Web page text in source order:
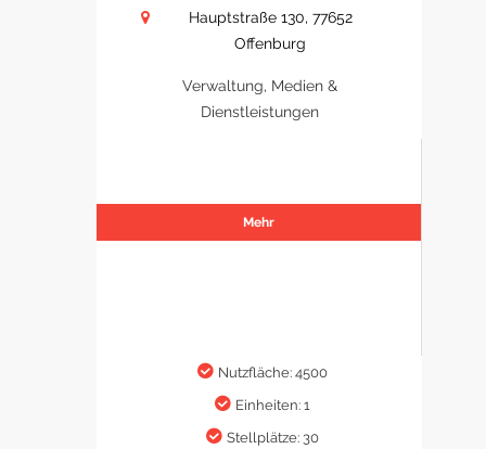
Hauptstraße 130, 77652
Offenburg
Verwaltung, Medien &
Dienstleistungen
Mehr
Nutzfläche: 4500
Einheiten: 1
Stellplätze: 30